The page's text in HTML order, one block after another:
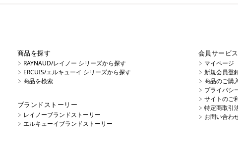
商品を探す
RAYNAUD/レイノー シリーズから探す
ERCUIS/エルキューイ シリーズから探す
商品を検索
ブランドストーリー
レイノーブランドストーリー
エルキューイブランドストーリー
会員サービ
マイページ
新規会員登
商品のご購
プライバシ
サイトのご
特定商取引
お問い合わ